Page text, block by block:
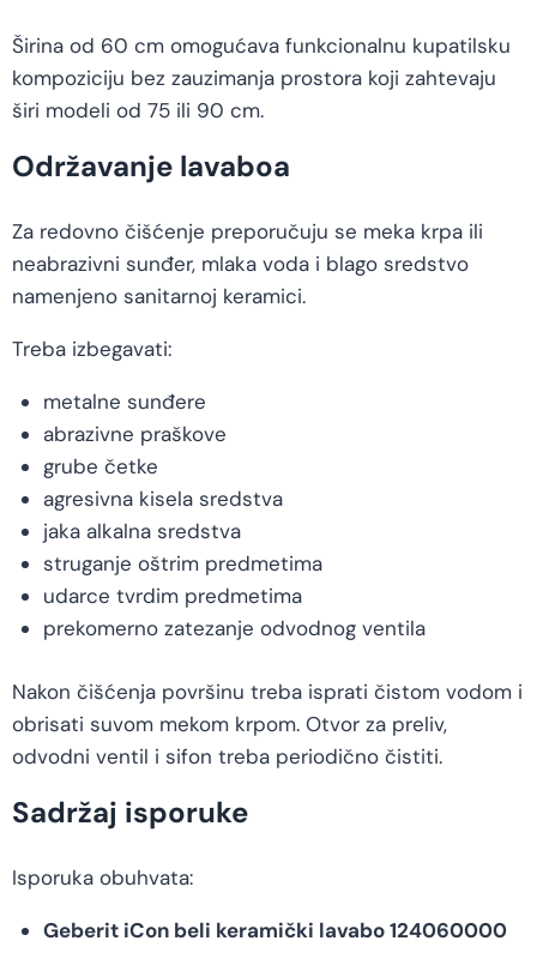
Širina od 60 cm omogućava funkcionalnu kupatilsku
kompoziciju bez zauzimanja prostora koji zahtevaju
širi modeli od 75 ili 90 cm.
Održavanje lavaboa
Za redovno čišćenje preporučuju se meka krpa ili
neabrazivni sunđer, mlaka voda i blago sredstvo
namenjeno sanitarnoj keramici.
Treba izbegavati:
metalne sunđere
abrazivne praškove
grube četke
agresivna kisela sredstva
jaka alkalna sredstva
struganje oštrim predmetima
udarce tvrdim predmetima
prekomerno zatezanje odvodnog ventila
Nakon čišćenja površinu treba isprati čistom vodom i
obrisati suvom mekom krpom. Otvor za preliv,
odvodni ventil i sifon treba periodično čistiti.
Sadržaj isporuke
Isporuka obuhvata:
Geberit iCon beli keramički lavabo 124060000